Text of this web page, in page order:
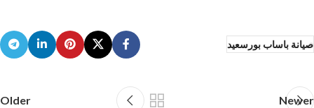
صيانة باساب بورسعيد
Newer
Older